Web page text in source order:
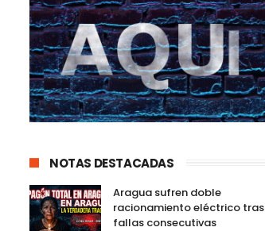
NOTAS DESTACADAS
Aragua sufren doble
racionamiento eléctrico tras
fallas consecutivas